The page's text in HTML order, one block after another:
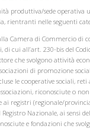
produttiva/sede operativa
rientranti nelle seguenti
Camera di Commercio di
di cui all’art. 230-bis del
che svolgono attività
di promozione
le cooperative sociali, reti
riconosciute o
ai registri (regionale/
Nazionale, ai sensi
e fondazioni che